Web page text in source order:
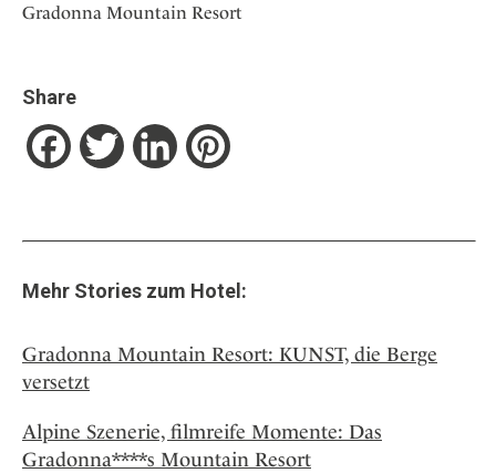
Gradonna Mountain Resort
Share
FacebookTwitter LinkedIn
Mehr Stories zum Hotel:
Gradonna Mountain Resort: KUNST, die Berge
versetzt
Alpine Szenerie, filmreife Momente: Das
Gradonna****s Mountain Resort